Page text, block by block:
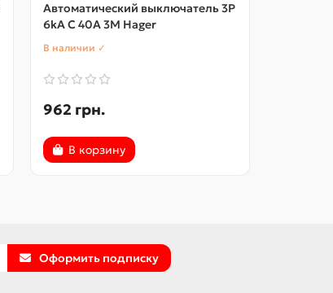
Автоматический выключатель 3P
6kA C 40A 3M Hager
В наличии ✓
962 грн.
В корзину
Оформить подписку